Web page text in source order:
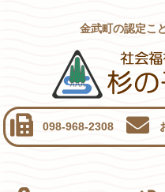
金武町の認定こ
098-968-2308